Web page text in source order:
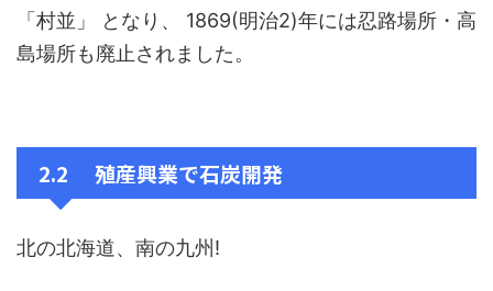
「村並」 となり、 1869(明治2)年には忍路場所・高
島場所も廃止されました。
2.2 殖産興業で石炭開発
北の北海道、南の九州!